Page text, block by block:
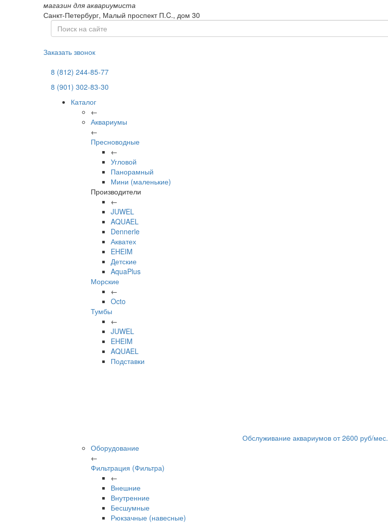
магазин для аквариумиста
Санкт-Петербург, Малый проспект П.C., дом 30
Заказать звонок
8 (812) 244-85-77
8 (901) 302-83-30
Каталог
←
Аквариумы
←
Пресноводные
←
Угловой
Панорамный
Мини (маленькие)
Производители
←
JUWEL
AQUAEL
Dennerle
Акватех
EHEIM
Детские
AquaPlus
Морские
←
Octo
Тумбы
←
JUWEL
EHEIM
AQUAEL
Подставки
Обслуживание аквариумов от2600 руб/мес.
Оборудование
←
Фильтрация (Фильтра)
←
Внешние
Внутренние
Бесшумные
Рюкзачные (навесные)